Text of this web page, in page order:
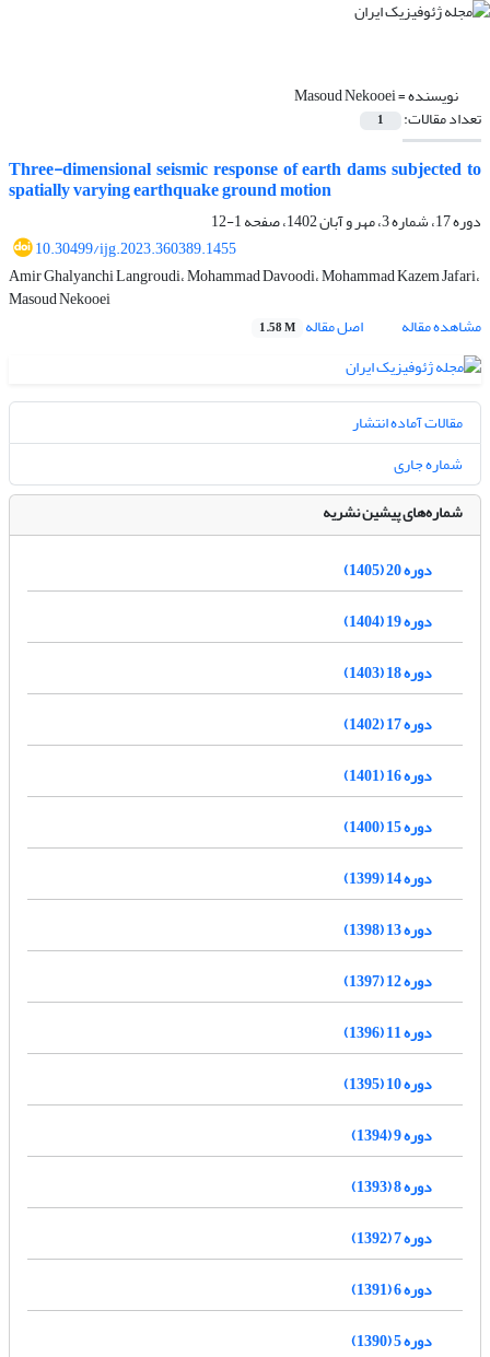
نویسنده =Masoud Nekooei
تعداد مقالات: 1
Three-dimensional seismic response of earth dams subjected to
spatially varying earthquake ground motion
دوره 17، شماره 3، مهر و آبان 1402، صفحه
1-12
10.30499/ijg.2023.360389.1455
Amir Ghalyanchi Langroudi، Mohammad Davoodi، Mohammad Kazem Jafari،
Masoud Nekooei
مشاهده مقاله
اصل مقاله 1.58 M
مقالات آماده انتشار
شماره جاری
شماره‌های پیشین نشریه
دوره 20 (1405)
دوره 19 (1404)
دوره 18 (1403)
دوره 17 (1402)
دوره 16 (1401)
دوره 15 (1400)
دوره 14 (1399)
دوره 13 (1398)
دوره 12 (1397)
دوره 11 (1396)
دوره 10 (1395)
دوره 9 (1394)
دوره 8 (1393)
دوره 7 (1392)
دوره 6 (1391)
دوره 5 (1390)